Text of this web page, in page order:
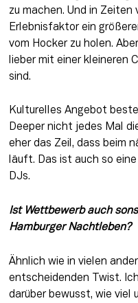
zu machen. Und in
Erlebnisfaktor ein
vom Hocker zu holen.
lieber mit einer kleineren
sind.
Kulturelles Angebot
Deeper nicht jedes Mal
eher das Zeil, dass beim
läuft. Das ist auch so
DJs.
Ist Wettbewerb auch
Hamburger Nachtleben?
Ähnlich wie in vielen
entscheidenden Twist.
darüber bewusst, wie viel